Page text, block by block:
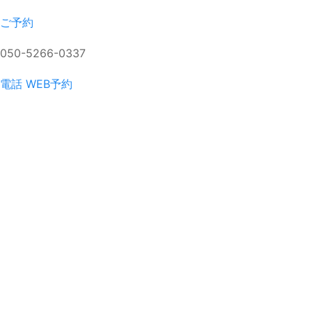
ご予約
050-5266-0337
電話 WEB予約